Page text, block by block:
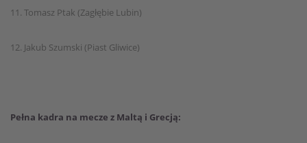
11. Tomasz Ptak (Zagłębie Lubin)
12. Jakub Szumski (Piast Gliwice)
Pełna kadra na mecze z Maltą i Grecją: